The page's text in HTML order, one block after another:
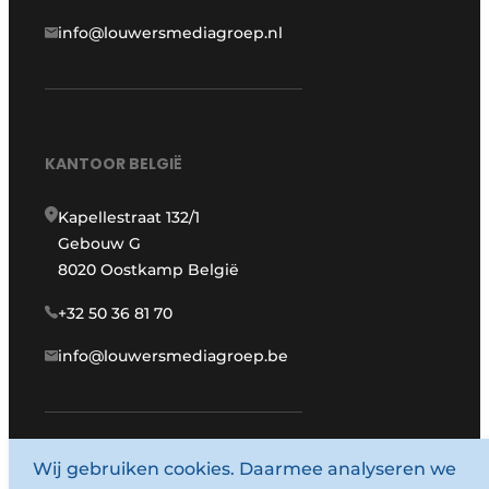
info@louwersmediagroep.nl
KANTOOR BELGIË
Kapellestraat 132/1
Gebouw G
8020 Oostkamp België
+32 50 36 81 70
info@louwersmediagroep.be
www.louwersmediagroep.com
Wij gebruiken cookies. Daarmee analyseren we